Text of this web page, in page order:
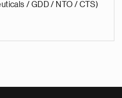
/ GDD / NTO / CTS)